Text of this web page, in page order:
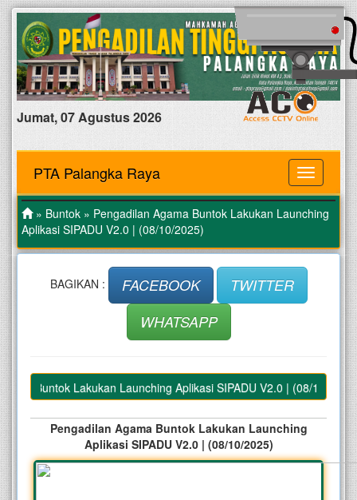
Jumat, 07 Agustus 2026
MENU
PTA Palangka Raya
» Buntok » Pengadilan Agama Buntok Lakukan Launching
Aplikasi SIPADU V2.0 | (08/10/2025)
BAGIKAN : FACEBOOK
TWITTER
WHATSAPP
Buntok Lakukan Launching Aplikasi SIPADU V2.0 | (08/10/2025)
Pengadilan Agama Buntok Lakukan Launching
Aplikasi SIPADU V2.0 | (08/10/2025)